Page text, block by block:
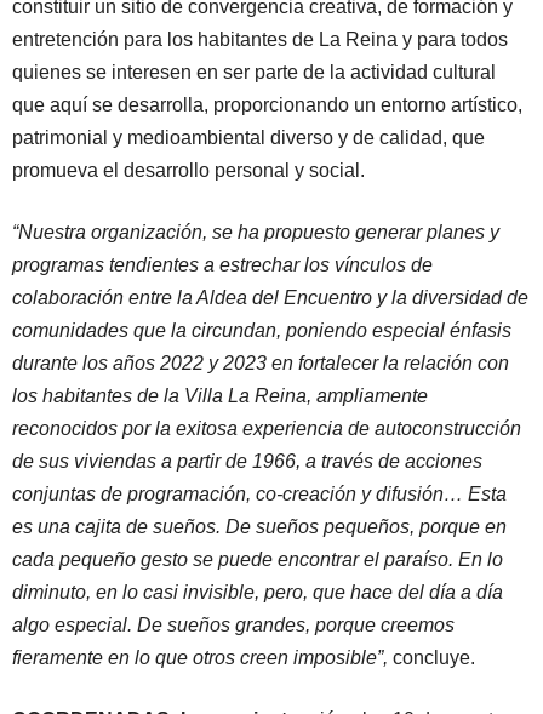
constituir un sitio de convergencia creativa, de formación y
entretención para los habitantes de La Reina y para todos
quienes se interesen en ser parte de la actividad cultural
que aquí se desarrolla, proporcionando un entorno artístico,
patrimonial y medioambiental diverso y de calidad, que
promueva el desarrollo personal y social.
“Nuestra organización, se ha propuesto generar planes y
programas tendientes a estrechar los vínculos de
colaboración entre la Aldea del Encuentro y la diversidad de
comunidades que la circundan, poniendo especial énfasis
durante los años 2022 y 2023 en fortalecer la relación con
los habitantes de la Villa La Reina, ampliamente
reconocidos por la exitosa experiencia de autoconstrucción
de sus viviendas a partir de 1966, a través de acciones
conjuntas de programación, co-creación y difusión… Esta
es una cajita de sueños. De sueños pequeños, porque en
cada pequeño gesto se puede encontrar el paraíso. En lo
diminuto, en lo casi invisible, pero, que hace del día a día
algo especial. De sueños grandes, porque creemos
fieramente en lo que otros creen imposible”, concluye.